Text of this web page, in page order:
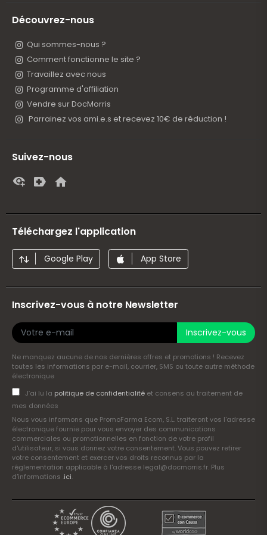
Découvrez-nous
Qui sommes-nous ?
Comment fonctionne le site ?
Travaillez avec nous
Programme d'affiliation
Vendre sur DocMorris
Parrainez vos ami.e.s et recevez 10€ de réduction !
Suivez-nous
Téléchargez l'application
Google Play App Store
Inscrivez-vous à notre Newsletter
Inscrivez-vous
Ne manquez aucune de nos dernières offres et promotions ! Recevez
toutes les informations par e-mail, courrier, SMS ou toute autre méthode
électronique
J’ai lu la politique de confidentialité et consens au traitement de
mes données
Nous vous informons que PromoFarma Ecom, S.L. traiteront vos l'adresse
électronique fournie pour vous envoyer des communications
commerciales ou promotionnelles en fonction de votre profil
d'utilisateur, si vous donnez votre consentement. Vous pouvez retirer
votre consentement et exercer vos droits reconnus par la
réglementation applicable à l'adresse legal@docmorris.fr. Plus
d'informations .ici.